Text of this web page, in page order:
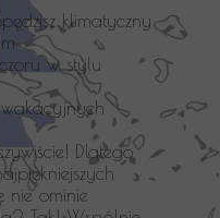
klimatyczny
w stylu
wakacyjnych
Dlatego
nie ominie